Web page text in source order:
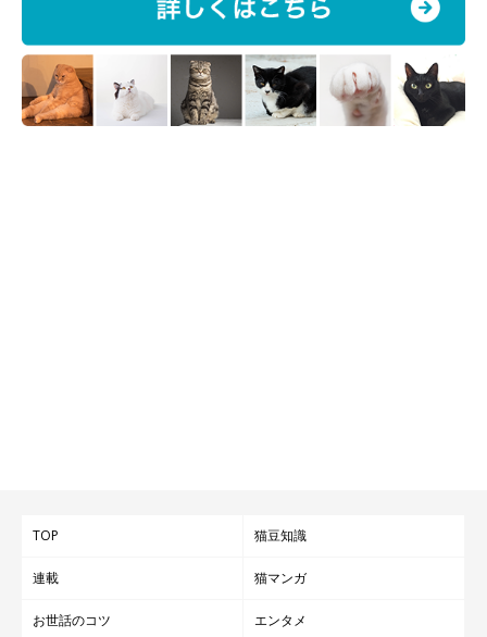
TOP 猫豆知識
連載 猫マンガ
お世話のコツ エンタメ